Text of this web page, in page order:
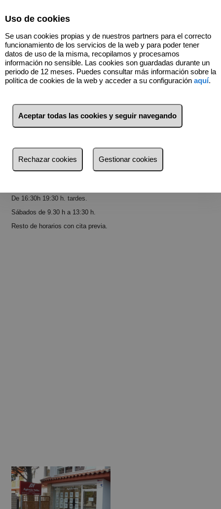
Contactar
Puede contactarnos en el siguiente teléfono o e-mail, donde les
Teléfono:
E-mail:
Nos encontramos en la entrada de Cambrils pueblo en Raval de
Gràcia nº 11 de Cambrils.
Enhorario
De 16:30h 19:30 h. tardes.
Sábados de 9.30 h a 13:30 h.
Resto de horarios con cita previa.
Uso de cookies
Se usan cookies propias y de nuestros partners para el correcto
funcionamiento de los servicios de la web y para poder tener
datos de uso de la misma, recopilamos y procesamos
información no sensible. Las cookies son guardadas durante un
periodo de 12 meses. Puedes consultar más información sobre la
política de cookies de la web y acceder a su configuración aquí.
Aceptar todas las cookies y seguir navegando
Rechazar cookies Gestionar cookies